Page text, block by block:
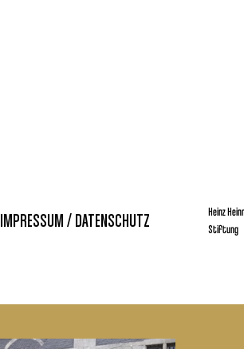
IMPRESSUM / DATENSCHUTZ
Heinz
Stiftung